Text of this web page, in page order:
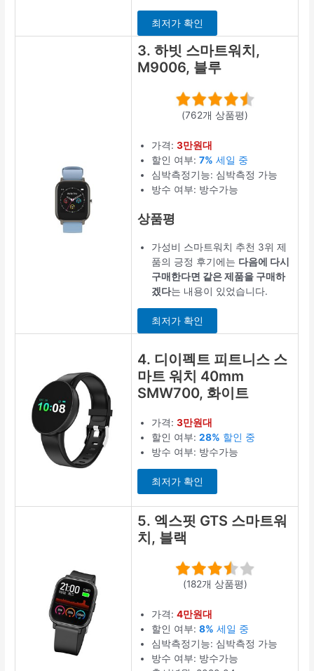
최저가 확인
3. 하빗 스마트워치,
M9006, 블루
(762개 상품평)
가격:3만원대
할인 여부:7% 세일 중
심박측정기능: 심박측정 가능
방수 여부: 방수가능
상품평
가성비 스마트워치 추천 3위 제
품의 긍정 후기에는 다음에 다시
구매한다면 같은 제품을 구매하
겠다는 내용이 있었습니다.
최저가 확인
4. 디이펙트 피트니스 스
마트 워치 40mm
SMW700, 화이트
가격:3만원대
할인 여부:28% 할인 중
방수 여부: 방수가능
최저가 확인
5. 엑스핏 GTS 스마트워
치, 블랙
(182개 상품평)
가격:4만원대
할인 여부:8% 세일 중
심박측정기능: 심박측정 가능
방수 여부: 방수가능